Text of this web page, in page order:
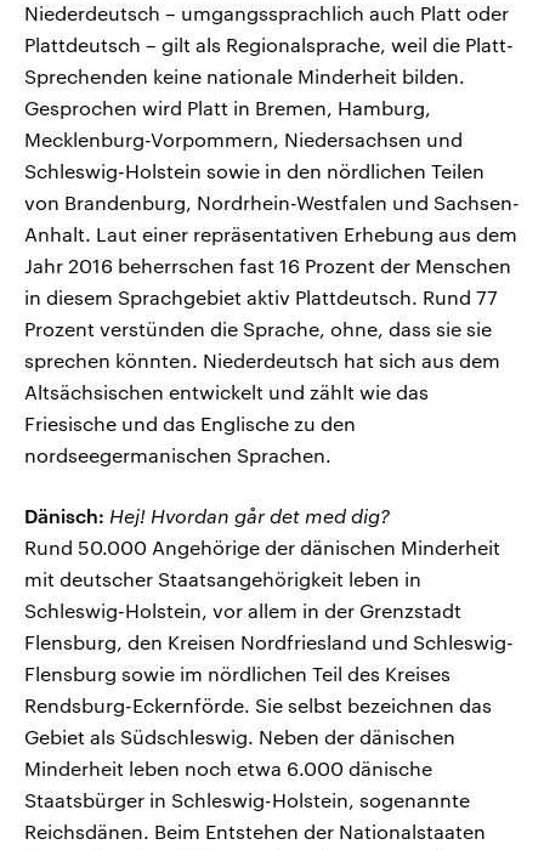
Niederdeutsch – umgangssprachlich auch Platt oder
Plattdeutsch – gilt als Regionalsprache, weil die Platt-
Sprechenden keine nationale Minderheit bilden.
Gesprochen wird Platt in Bremen, Hamburg,
Mecklenburg-Vorpommern, Niedersachsen und
Schleswig-Holstein sowie in den nördlichen Teilen
von Brandenburg, Nordrhein-Westfalen und Sachsen-
Anhalt. Laut einer repräsentativen Erhebung aus dem
Jahr 2016 beherrschen fast 16 Prozent der Menschen
in diesem Sprachgebiet aktiv Plattdeutsch. Rund 77
Prozent verstünden die Sprache, ohne, dass sie sie
sprechen könnten. Niederdeutsch hat sich aus dem
Altsächsischen entwickelt und zählt wie das
Friesische und das Englische zu den
nordseegermanischen Sprachen.
Dänisch: Hej! Hvordan går det med dig?
Rund 50.000 Angehörige der dänischen Minderheit
mit deutscher Staatsangehörigkeit leben in
Schleswig-Holstein, vor allem in der Grenzstadt
Flensburg, den Kreisen Nordfriesland und Schleswig-
Flensburg sowie im nördlichen Teil des Kreises
Rendsburg-Eckernförde. Sie selbst bezeichnen das
Gebiet als Südschleswig. Neben der dänischen
Minderheit leben noch etwa 6.000 dänische
Staatsbürger in Schleswig-Holstein, sogenannte
Reichsdänen. Beim Entstehen der Nationalstaaten